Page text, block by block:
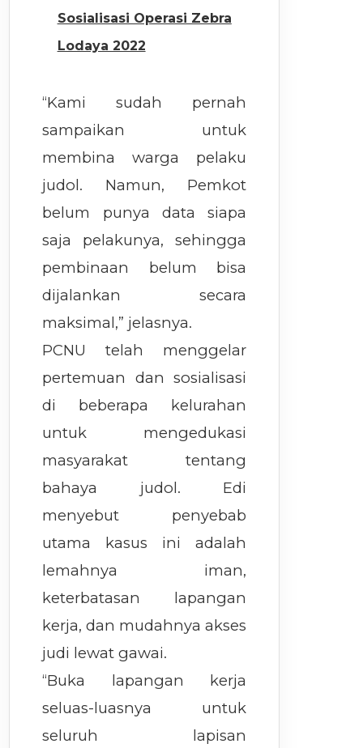
Sosialisasi Operasi Zebra
Lodaya 2022
“Kami sudah pernah
sampaikan untuk
membina warga pelaku
judol. Namun, Pemkot
belum punya data siapa
saja pelakunya, sehingga
pembinaan belum bisa
dijalankan secara
maksimal,” jelasnya.
PCNU telah menggelar
pertemuan dan sosialisasi
di beberapa kelurahan
untuk mengedukasi
masyarakat tentang
bahaya judol. Edi
menyebut penyebab
utama kasus ini adalah
lemahnya iman,
keterbatasan lapangan
kerja, dan mudahnya akses
judi lewat gawai.
“Buka lapangan kerja
seluas-luasnya untuk
seluruh lapisan